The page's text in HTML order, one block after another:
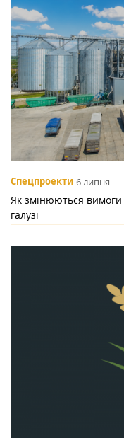
Спецпроекти 6 липня
Як змінюються вимоги
галузі